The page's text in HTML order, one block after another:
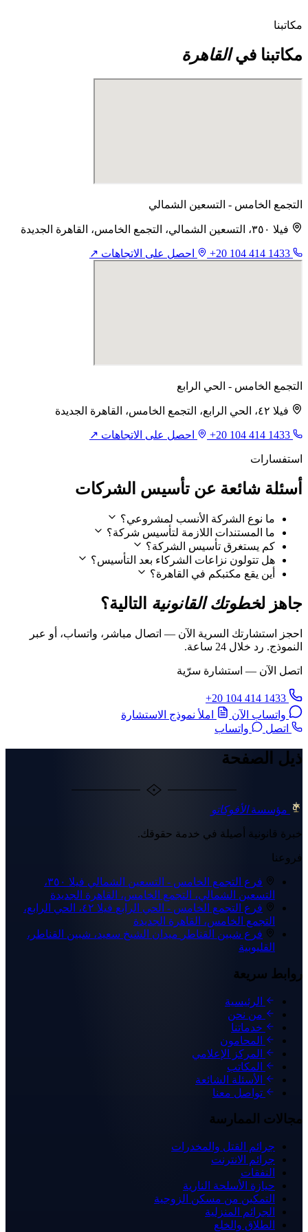
مكاتبنا
مكاتبنا فيالقاهرة
التجمع الخامس - التسعين الشمالي
فيلا ٣٥٠، التسعين الشمالي، التجمع الخامس، القاهرة الجديدة
+20 104 414 1433 احصل على الاتجاهات ↗
التجمع الخامس - الحي الرابع
فيلا ٤٢، الحي الرابع، التجمع الخامس، القاهرة الجديدة
+20 104 414 1433 احصل على الاتجاهات ↗
استفسارات
أسئلة شائعة عن تأسيس الشركات
ما نوع الشركة الأنسب لمشروعي؟
ما المستندات اللازمة لتأسيس شركة؟
كم يستغرق تأسيس الشركة؟
هل تتولون نزاعات الشركاء بعد التأسيس؟
أين يقع مكتبكم في القاهرة؟
جاهز لخطوتك القانونية التالية؟
احجز استشارتك السرية الآن — اتصال مباشر، واتساب، أو عبر
النموذج. رد خلال 24 ساعة.
اتصل الآن — استشارة سرّية
+20 104 414 1433
واتساب الآن
املأ نموذج الاستشارة
اتصل واتساب
ذيل الصفحة
مؤسسةالأفوكاتو
خبرة قانونية أصيلة في خدمة حقوقك.
فروعنا
فرع التجمع الخامس - التسعين الشمالي
فيلا ٣٥٠،
التسعين الشمالي، التجمع الخامس، القاهرة الجديدة
فرع التجمع الخامس - الحي الرابع
فيلا ٤٢، الحي الرابع،
التجمع الخامس، القاهرة الجديدة
فرع شبين القناطر ميدان الشيخ سعيد، شبين القناطر،
القليوبية
روابط سريعة
الرئيسية
من نحن
خدماتنا
المحامون
المركز الإعلامي
المكاتب
الأسئلة الشائعة
تواصل معنا
مجالات الممارسة
جرائم القتل والمخدرات
جرائم الانترنت
النفقات
حيازة الأسلحة النارية
التمكين من مسكن الزوجية
الجرائم المنزلية
الطلاق والخلع